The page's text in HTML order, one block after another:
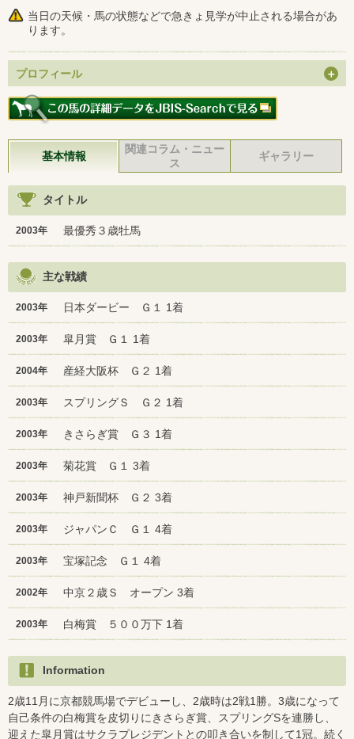
当日の天候・馬の状態などで急きょ見学が中止される場合があ
ります。
プロフィール
基本情報
関連コラム・ニュー
ス
ギャラリー
タイトル
2003年 最優秀３歳牡馬
主な戦績
2003年 日本ダービー Ｇ１ 1着
2003年 皐月賞 Ｇ１ 1着
2004年 産経大阪杯 Ｇ２ 1着
2003年 スプリングＳ Ｇ２ 1着
2003年 きさらぎ賞 Ｇ３ 1着
2003年 菊花賞 Ｇ１ 3着
2003年 神戸新聞杯 Ｇ２ 3着
2003年 ジャパンＣ Ｇ１ 4着
2003年 宝塚記念 Ｇ１ 4着
2002年 中京２歳Ｓ オープン 3着
2003年 白梅賞 ５００万下 1着
Information
2歳11月に京都競馬場でデビューし、2歳時は2戦1勝。3歳になって
自己条件の白梅賞を皮切りにきさらぎ賞、スプリングSを連勝し、
迎えた皐月賞はサクラプレジデントとの叩き合いを制して1冠。続く